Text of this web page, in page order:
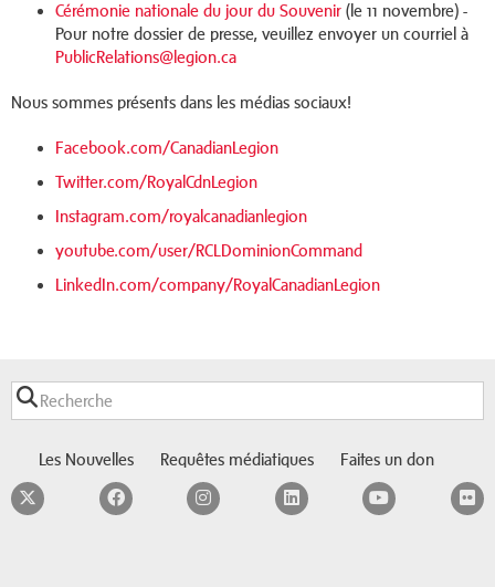
Cérémonie nationale du jour du Souvenir (le 11 novembre) -
Pour notre dossier de presse, veuillez envoyer un courriel à
PublicRelations@legion.ca
Nous sommes présents dans les médias sociaux!
Facebook.com/CanadianLegion
Twitter.com/RoyalCdnLegion
Instagram.com/royalcanadianlegion
youtube.com/user/RCLDominionCommand
LinkedIn.com/company/RoyalCanadianLegion
Les Nouvelles Requêtes médiatiques Faites un don
TwitterFacebookInstagramLinkedInYouTube